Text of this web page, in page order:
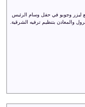
ليزر وجوبو في حفل وسام الرئيس
والمعادن بتنظيم ترفيه الشرقية.